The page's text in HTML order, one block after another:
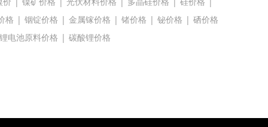
格 | 铟锭价格 | 金属镓价格 | 锗价格 | 铋价格 | 硒价格
锂电池原料价格 | 碳酸锂价格